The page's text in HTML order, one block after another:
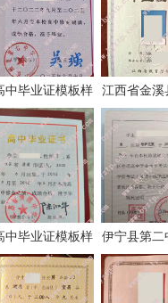
中毕业证模板样
江西省金溪
中毕业证模板样
伊宁县第二